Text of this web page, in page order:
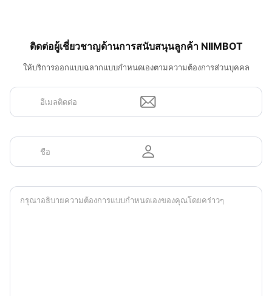
ติดต่อผู้เชี่ยวชาญด้านการสนับสนุนลูกค้า NIIMBOT​
ให้บริการออกแบบฉลากแบบกำหนดเองตามความต้องการส่วนบุคคล